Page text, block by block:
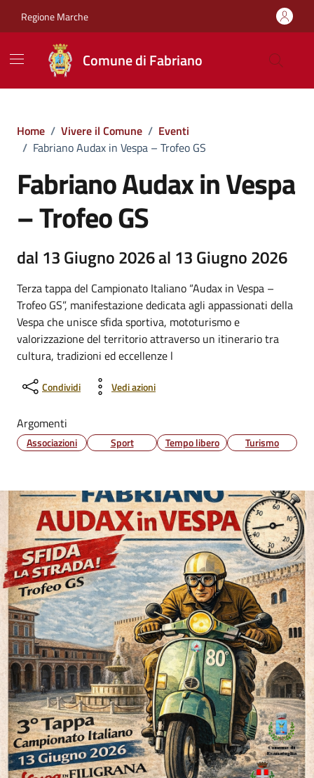
Regione Marche
Comune di Fabriano
Home / Vivere il Comune / Eventi
/ Fabriano Audax in Vespa – Trofeo GS
Fabriano Audax in Vespa
– Trofeo GS
dal 13 Giugno 2026 al 13 Giugno 2026
Terza tappa del Campionato Italiano “Audax in Vespa –
Trofeo GS”, manifestazione dedicata agli appassionati della
Vespa che unisce sfida sportiva, mototurismo e
valorizzazione del territorio attraverso un itinerario tra
cultura, tradizioni ed eccellenze l
Condividi Vedi azioni
Argomenti
Associazioni Sport Tempo libero Turismo